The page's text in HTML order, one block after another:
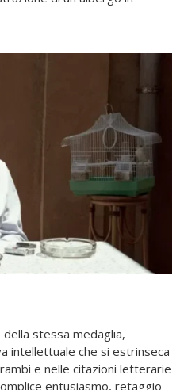
stessa medaglia,
intellettuale che si estrinseca
e nelle citazioni letterarie
entusiasmo, retaggio